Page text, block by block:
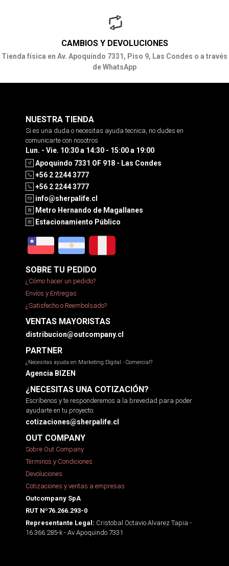
CAMBIOS Y DEVOLUCIONES
Tienda física en Av. Apoquindo 7331, Piso 9, Las Condes o a través
de WhatsApp
NUESTRA TIENDA
Si es una duda o necesitas ayuda tecnica, no dudes en
comunicarte con nosotros
Lun. - Vie. 10:30 a 14:30 - 15:00 a 19:00
Apoquindo 7331 OF 918 - Las Condes
+56 2 2244 3777
+56 2 2244 3777
info@sherpalife.cl
Metro Hernando de Magallanes
Estacionamiento Público
SOBRE TU PEDIDO
¿Cómo hacer un pedido?
Envíos y Entregas
¿Satisfecho o Reembolsado?
VENTAS MAYORISTAS
distribucion@outcompany.cl
PARTNER
¿Necesitas ayuda en Marketing Digital - Comercial?
Agencia BIZEN
¿NECESITAS UNA COTIZACIÓN?
Escríbenos y te responderemos a la brevedad para poder
ayudarte en tu proyecto.
cotizaciones@sherpalife.cl
OUT COMPANY
Sobre Out Company
Términos y Condiciones
Devoluciones
Cotizaciones y ventas a empresas
Outcompany SpA
RUT Nº76.266.293-0
Representante Legal: Cristobal Octavio Alvarez Tapia -
16.366.285-k - Av Apoquindo 7331